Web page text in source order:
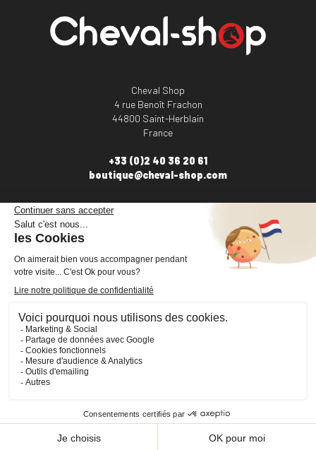
Cheval Shop
4 rue Benoît Frachon
44800 Saint-Herblain
France
+33 (0)2 40 36 20 61
boutique@cheval-shop.com
VOTRE COMPTE
INFORMATIONS
NOS SERVICES
Plan du site Cookies
© 2026 - CHEVAL SHOP